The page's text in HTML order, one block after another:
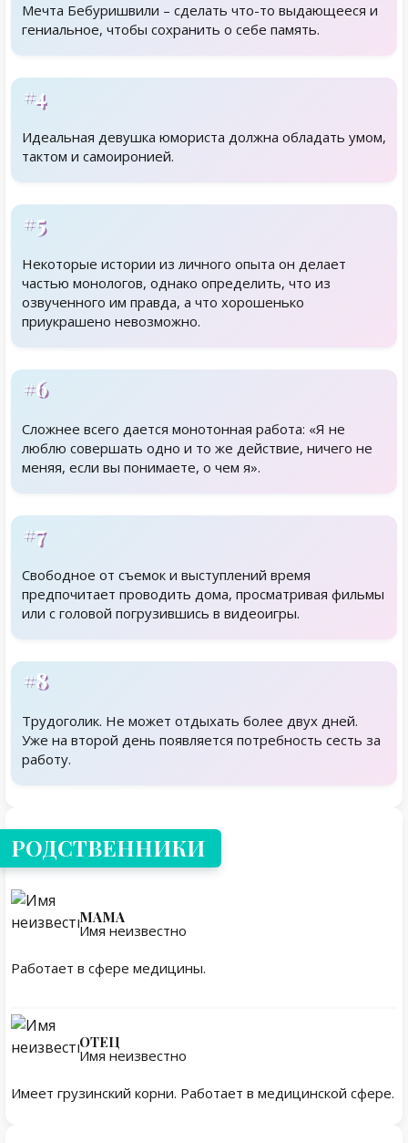
Мечта Бебуришвили – сделать что-то выдающееся и
гениальное, чтобы сохранить о себе память.
#4
Идеальная девушка юмориста должна обладать умом,
тактом и самоиронией.
#5
Некоторые истории из личного опыта он делает
частью монологов, однако определить, что из
озвученного им правда, а что хорошенько
приукрашено невозможно.
#6
Сложнее всего дается монотонная работа: «Я не
люблю совершать одно и то же действие, ничего не
меняя, если вы понимаете, о чем я».
#7
Свободное от съемок и выступлений время
предпочитает проводить дома, просматривая фильмы
или с головой погрузившись в видеоигры.
#8
Трудоголик. Не может отдыхать более двух дней.
Уже на второй день появляется потребность сесть за
работу.
Родственники
РОДСТВЕННИКИ
МАМА
Имя неизвестно
Работает в сфере медицины.
ОТЕЦ
Имя неизвестно
Имеет грузинский корни. Работает в медицинской сфере.
Личная жизнь